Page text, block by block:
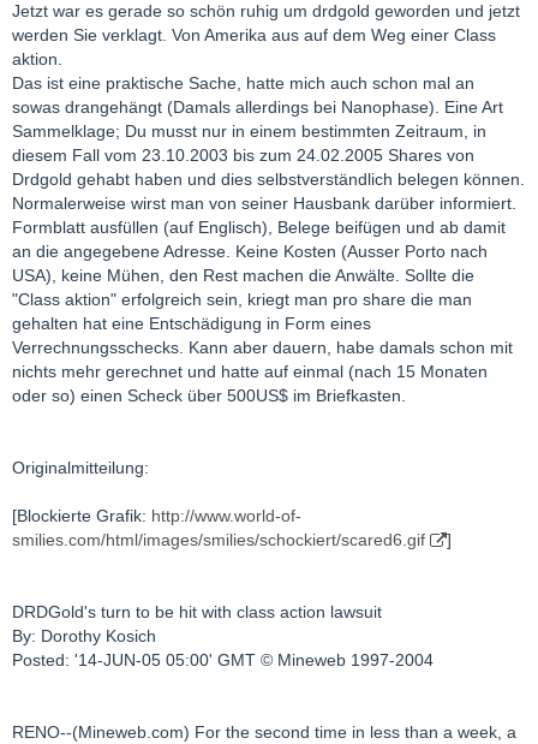
Jetzt war es gerade so schön ruhig um drdgold geworden und jetzt
werden Sie verklagt. Von Amerika aus auf dem Weg einer Class
aktion.
Das ist eine praktische Sache, hatte mich auch schon mal an
sowas drangehängt (Damals allerdings bei Nanophase). Eine Art
Sammelklage; Du musst nur in einem bestimmten Zeitraum, in
diesem Fall vom 23.10.2003 bis zum 24.02.2005 Shares von
Drdgold gehabt haben und dies selbstverständlich belegen können.
Normalerweise wirst man von seiner Hausbank darüber informiert.
Formblatt ausfüllen (auf Englisch), Belege beifügen und ab damit
an die angegebene Adresse. Keine Kosten (Ausser Porto nach
USA), keine Mühen, den Rest machen die Anwälte. Sollte die
"Class aktion" erfolgreich sein, kriegt man pro share die man
gehalten hat eine Entschädigung in Form eines
Verrechnungsschecks. Kann aber dauern, habe damals schon mit
nichts mehr gerechnet und hatte auf einmal (nach 15 Monaten
oder so) einen Scheck über 500US$ im Briefkasten.
Originalmitteilung:
[Blockierte Grafik: http://www.world-of-
smilies.com/html/images/smilies/schockiert/scared6.gif
]
DRDGold's turn to be hit with class action lawsuit
By: Dorothy Kosich
Posted: '14-JUN-05 05:00' GMT © Mineweb 1997-2004
RENO--(Mineweb.com) For the second time in less than a week, a